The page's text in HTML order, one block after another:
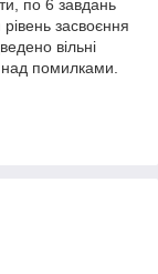
по 6 завдань
засвоєння
вільні
над помилками.